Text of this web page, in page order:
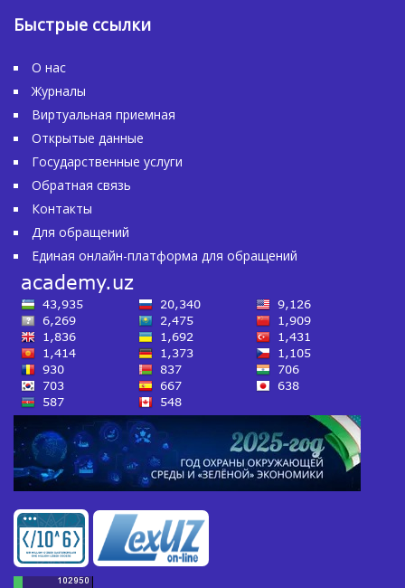
Быстрые ссылки
О нас
Журналы
Виртуальная приемная
Открытые данные
Государственные услуги
Обратная связь
Контакты
Для обращений
Единая онлайн-платформа для обращений